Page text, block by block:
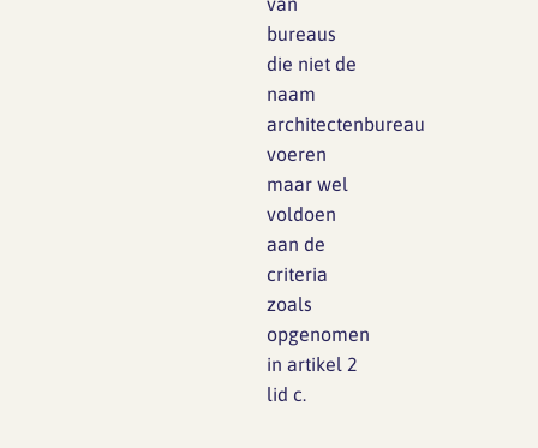
bureaus
die niet de
naam
architectenbureau
voeren
maar wel
voldoen
aan de
criteria
zoals
opgenomen
in artikel 2
lid c.